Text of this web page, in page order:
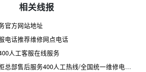
相关线报
官方网站地址
电话推荐维修网点电话
人工客服在线服务
部售后服务400人工热线/全国统一维修电话是多少